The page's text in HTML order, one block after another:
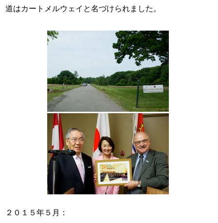
道はカートメルウェイと名づけられました。
２０１５年５月：